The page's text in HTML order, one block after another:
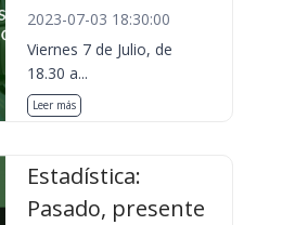
2023-07-03 18:30:00
Viernes 7 de Julio, de
18.30 a...
Leer más
Estadística:
Pasado, presente